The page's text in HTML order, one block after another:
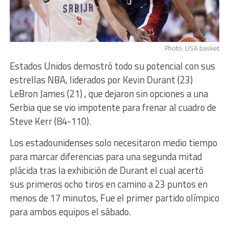
Photo: USA basket
Estados Unidos demostró todo su potencial con sus
estrellas NBA, liderados por Kevin Durant (23)
LeBron James (21) , que dejaron sin opciones a una
Serbia que se vio impotente para frenar al cuadro de
Steve Kerr (84-110).
Los estadounidenses solo necesitaron medio tiempo
para marcar diferencias para una segunda mitad
plácida tras la exhibición de Durant el cual acertó
sus primeros ocho tiros en camino a 23 puntos en
menos de 17 minutos, Fue el primer partido olímpico
para ambos equipos el sábado.